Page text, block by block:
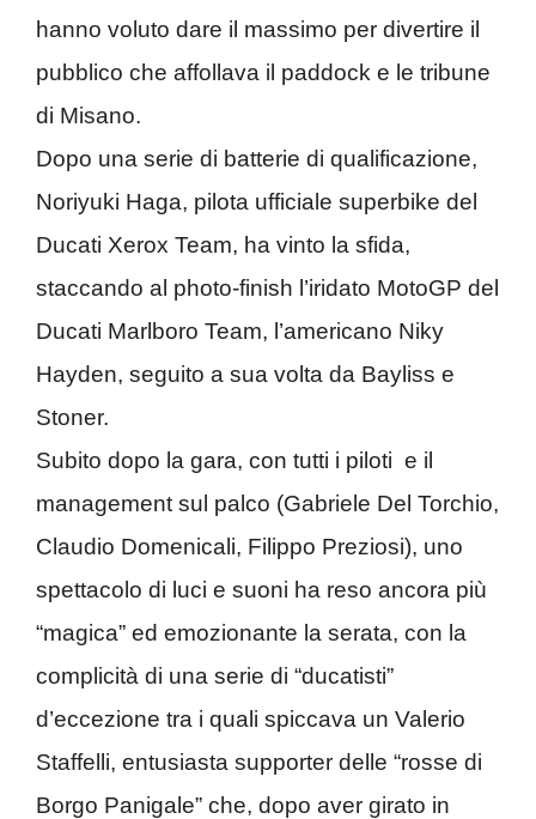
hanno voluto dare il massimo per divertire il
pubblico che affollava il paddock e le tribune
di Misano.
Dopo una serie di batterie di qualificazione,
Noriyuki Haga, pilota ufficiale superbike del
Ducati Xerox Team, ha vinto la sfida,
staccando al photo-finish l’iridato MotoGP del
Ducati Marlboro Team, l’americano Niky
Hayden, seguito a sua volta da Bayliss e
Stoner.
Subito dopo la gara, con tutti i piloti e il
management sul palco (Gabriele Del Torchio,
Claudio Domenicali, Filippo Preziosi), uno
spettacolo di luci e suoni ha reso ancora più
“magica” ed emozionante la serata, con la
complicità di una serie di “ducatisti”
d’eccezione tra i quali spiccava un Valerio
Staffelli, entusiasta supporter delle “rosse di
Borgo Panigale” che, dopo aver girato in